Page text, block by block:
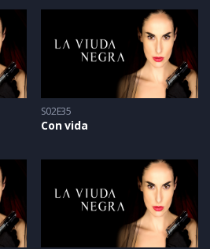
S02E35
Con vida